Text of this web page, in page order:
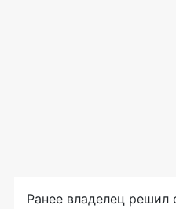
Ранее владелец решил